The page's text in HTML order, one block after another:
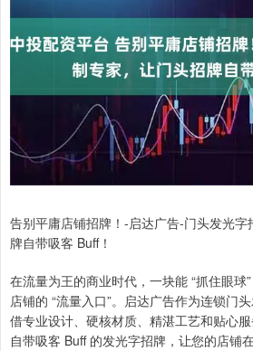
告别平庸店铺招牌！-启达广告-门头发光字
牌自带吸客 Buff！
在流量为王的商业时代，一块能 “抓住眼球
店铺的 “流量入口”。启达广告作为连锁门
借专业设计、硬核材质、精湛工艺和贴心
自带吸客 Buff 的发光字招牌，让您的店铺